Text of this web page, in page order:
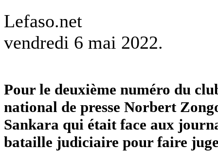
Lefaso.net
vendredi 6 mai 2022.
Pour le deuxième numéro du
national de presse Norbert
Sankara qui était face aux
bataille judiciaire pour faire